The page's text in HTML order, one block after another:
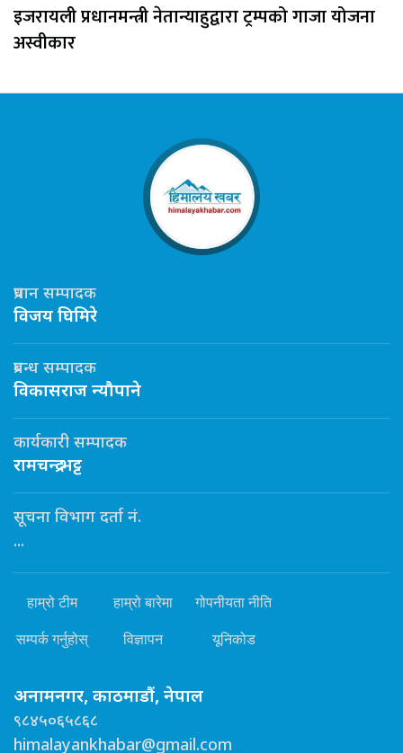
इजरायली प्रधानमन्त्री नेतान्याहुद्वारा ट्रम्पको गाजा योजना
अस्वीकार
प्रधान सम्पादक
विजय घिमिरे
प्रबन्ध सम्पादक
विकासराज न्यौपाने
कार्यकारी सम्पादक
रामचन्द्र भट्ट
सूचना विभाग दर्ता नं.
...
हाम्रो टीम हाम्रो बारेमा गोपनीयता नीति
सम्पर्क गर्नुहोस् विज्ञापन यूनिकोड
अनामनगर, काठमाडौं, नेपाल
९८४५०६५८६८
himalayankhabar@gmail.com